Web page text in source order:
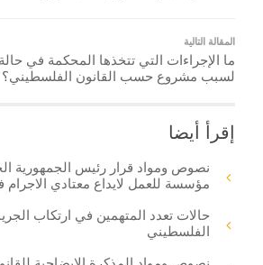
المقالة التالية
ما الإجراءات التي تتخذها المحكمة في
لسبب مشروع حسب القانون الفلسطيني؟
إقرأ أيضا
نصوص ومواد قرار رئيس الجمهورية
مؤسسة للعمل لايداع معتادي الاجرام
حالات تعدد المتهمين في ارتكاب
الفلسطيني